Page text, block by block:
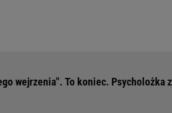
wejrzenia". To koniec. Psycholożka